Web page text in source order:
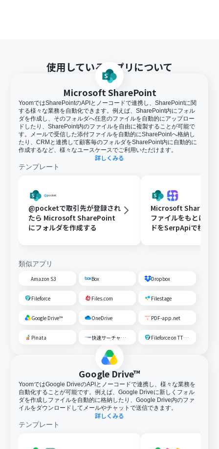
般法人向けプラン（Microsoft365 Business）があり、一
般法人向けプランに加入していない場合には認証に失敗
する可能性があります。
分岐はミニプラン以上のプランでご利用いただける機能
（オペレーション）となっております。フリープランの場
合は設定しているフローボットのオペレーションはエラ
ーとなりますので、ご注意ください。
ミニプランなどの有料プランは、2週間の無料トライアル
を行うことが可能です。無料トライアル中には制限対象の
アプリや機能（オペレーション）を使用することができ
ます。
るのでご了承ください。
ダウンロード可能なファイル容量は最大300MBまでで
す。アプリの仕様によっては300MB未満になる可能性が
あるので、ご注意ください。
トリガー、各オペレーションでの取り扱い可能なファイ
使用しているアプリについて
Microsoft SharePoint
YoomではSharePointのAPIとノーコードで連携し、SharePointに関
する様々な業務を自動化できます。例えば、SharePoint内にフォル
ダを作成し、そのフォルダへ任意のファイルを自動的にアップロー
ドしたり、SharePoint内のファイルを自由に複製することが可能で
す。メールで受信した添付ファイルを自動的にSharePointへ格納し
たり、CRMと連携して顧客毎のフォルダをSharePoint内に自動的に
作成するなど、様々なユースケースでご利用いただけます。
詳しくみる
テンプレート
@pocketで取引先が登録され
たら Microsoft SharePoint
にフォルダを作成する
Microsoft
ファイルをもとに、
ドをSerpApiで検索
類似アプリ
Amazon S3 Box Dropbox
Fileforce Files.com Filestage
Google Drive™ OneDrive PDF-app.net
Pinata 快速サーチャーGX Fileforce on TTS Cloud
Google Drive™
YoomではGoogle DriveのAPIとノーコードで連携し、様々な業務を
自動化することが可能です。例えば、Google Driveに新しくフォル
ダを作成しファイルを自動的に格納したり、Google Drive内のファ
イルをダウンロードしてメールやチャットで送信できます。
詳しくみる
テンプレート